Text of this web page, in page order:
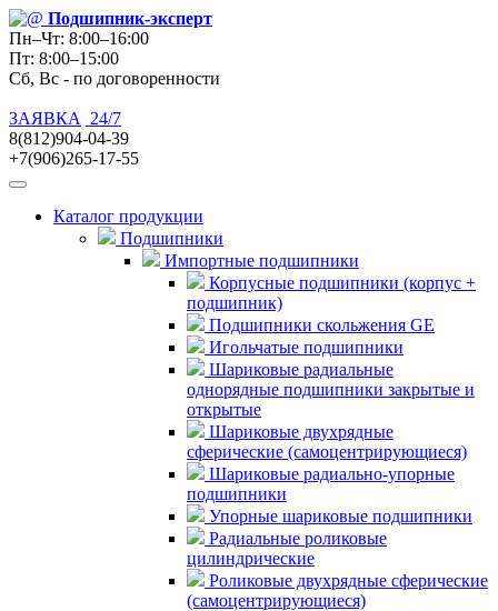
Подшипник-эксперт
Пн–Чт: 8:00–16:00
Пт: 8:00–15:00
Сб, Вс - по договоренности
ЗАЯВКА
24/7
8(812)904-04-39
+7(906)265-17-55
Каталог продукции
Подшипники
Импортные подшипники
Корпусные подшипники (корпус +
подшипник)
Подшипники скольжения GE
Игольчатые подшипники
Шариковые радиальные
однорядные подшипники закрытые и
открытые
Шариковые двухрядные
сферические (самоцентрирующиеся)
Шариковые радиально-упорные
подшипники
Упорные шариковые подшипники
Радиальные роликовые
цилиндрические
Роликовые двухрядные сферические
(самоцентрирующиеся)